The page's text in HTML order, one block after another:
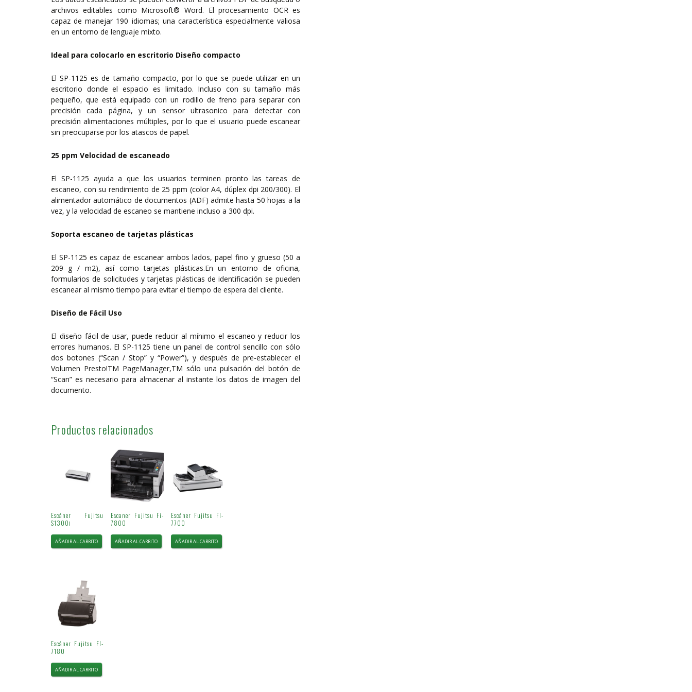
archivos editables como Microsoft® Word. El procesamiento OCR es
capaz de manejar 190 idiomas; una característica especialmente valiosa
en un entorno de lenguaje mixto.
Ideal para colocarlo en escritorio Diseño compacto
El SP-1125 es de tamaño compacto, por lo que se puede utilizar en un
escritorio donde el espacio es limitado. Incluso con su tamaño más
pequeño, que está equipado con un rodillo de freno para separar con
precisión cada página, y un sensor ultrasonico para detectar con
precisión alimentaciones múltiples, por lo que el usuario puede escanear
sin preocuparse por los atascos de papel.
25 ppm Velocidad de escaneado
El SP-1125 ayuda a que los usuarios terminen pronto las tareas de
escaneo, con su rendimiento de 25 ppm (color A4, dúplex dpi 200/300). El
alimentador automático de documentos (ADF) admite hasta 50 hojas a la
vez, y la velocidad de escaneo se mantiene incluso a 300 dpi.
Soporta escaneo de tarjetas plásticas
El SP-1125 es capaz de escanear ambos lados, papel fino y grueso (50 a
209 g / m2), así como tarjetas plásticas.En un entorno de oficina,
formularios de solicitudes y tarjetas plásticas de identificación se pueden
escanear al mismo tiempo para evitar el tiempo de espera del cliente.
Diseño de Fácil Uso
El diseño fácil de usar, puede reducir al mínimo el escaneo y reducir los
errores humanos. El SP-1125 tiene un panel de control sencillo con sólo
dos botones (“Scan / Stop” y “Power”), y después de pre-establecer el
Volumen Presto!TM PageManager,TM sólo una pulsación del botón de
“Scan” es necesario para almacenar al instante los datos de imagen del
documento.
Productos relacionados
Escáner Fujitsu
S1300i
AÑADIR AL CARRITO
Escaner Fujitsu Fi-
7800
AÑADIR AL CARRITO
Escáner Fujitsu FI-
7700
AÑADIR AL CARRITO
Escáner Fujitsu FI-
7180
AÑADIR AL CARRITO